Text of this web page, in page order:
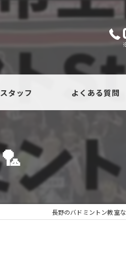
スタッフ よくある質問
🏸
長野のバドミントン教室